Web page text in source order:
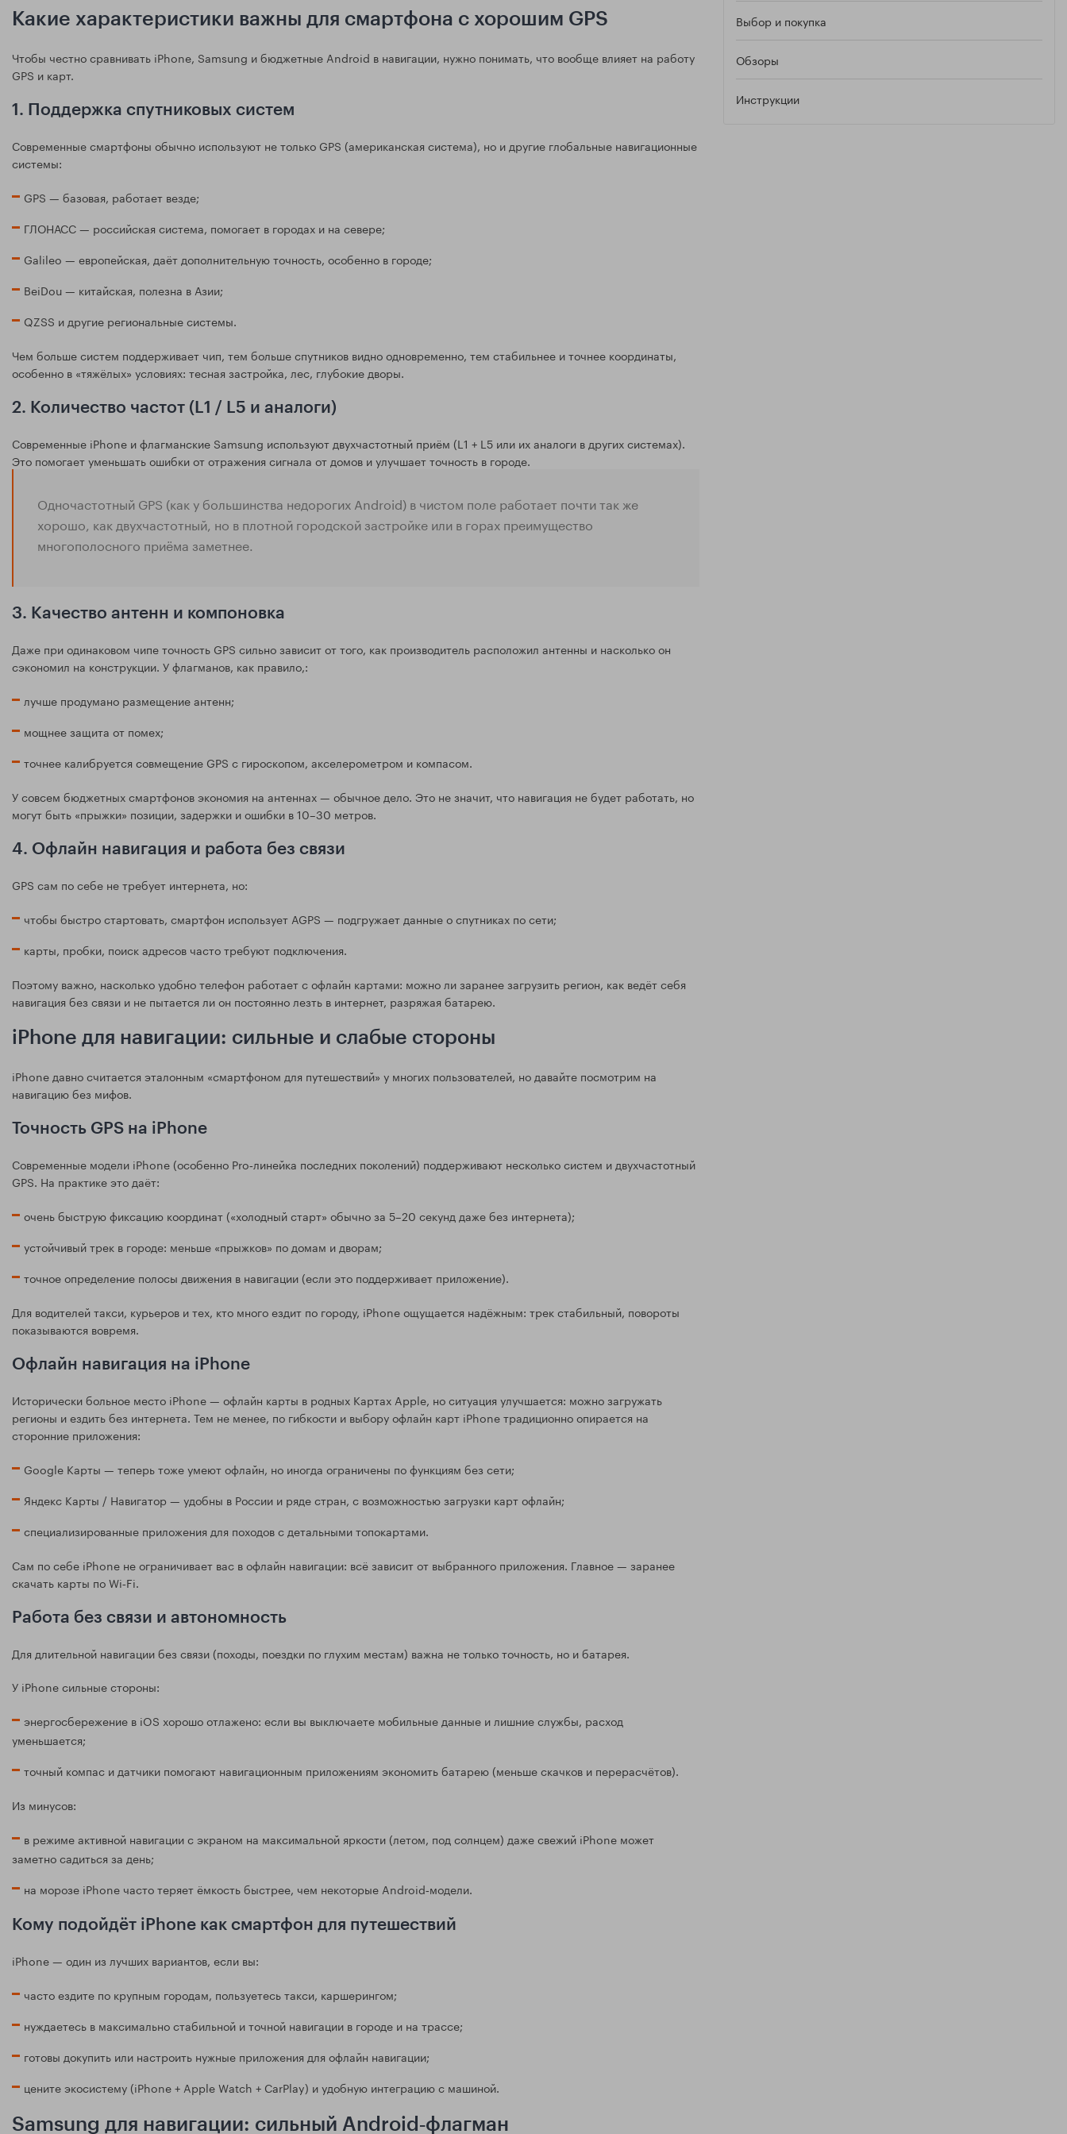
Какие характеристики важны для смартфона с хорошим GPS
Чтобы честно сравнивать iPhone, Samsung и бюджетные Android в навигации, нужно понимать, что вообще влияет на работу
GPS и карт.
1. Поддержка спутниковых систем
Современные смартфоны обычно используют не только GPS (американская система), но и другие глобальные навигационные
системы:
GPS — базовая, работает везде;
ГЛОНАСС — российская система, помогает в городах и на севере;
Galileo — европейская, даёт дополнительную точность, особенно в городе;
BeiDou — китайская, полезна в Азии;
QZSS и другие региональные системы.
Чем больше систем поддерживает чип, тем больше спутников видно одновременно, тем стабильнее и точнее координаты,
особенно в «тяжёлых» условиях: тесная застройка, лес, глубокие дворы.
2. Количество частот (L1 / L5 и аналоги)
Современные iPhone и флагманские Samsung используют двухчастотный приём (L1 + L5 или их аналоги в других системах).
Это помогает уменьшать ошибки от отражения сигнала от домов и улучшает точность в городе.
Одночастотный GPS (как у большинства недорогих Android) в чистом поле работает почти так же
хорошо, как двухчастотный, но в плотной городской застройке или в горах преимущество
многополосного приёма заметнее.
3. Качество антенн и компоновка
Даже при одинаковом чипе точность GPS сильно зависит от того, как производитель расположил антенны и насколько он
сэкономил на конструкции. У флагманов, как правило,:
лучше продумано размещение антенн;
мощнее защита от помех;
точнее калибруется совмещение GPS с гироскопом, акселерометром и компасом.
У совсем бюджетных смартфонов экономия на антеннах — обычное дело. Это не значит, что навигация не будет работать, но
могут быть «прыжки» позиции, задержки и ошибки в 10–30 метров.
4. Офлайн навигация и работа без связи
GPS сам по себе не требует интернета, но:
чтобы быстро стартовать, смартфон использует AGPS — подгружает данные о спутниках по сети;
карты, пробки, поиск адресов часто требуют подключения.
Поэтому важно, насколько удобно телефон работает с офлайн картами: можно ли заранее загрузить регион, как ведёт себя
навигация без связи и не пытается ли он постоянно лезть в интернет, разряжая батарею.
iPhone для навигации: сильные и слабые стороны
iPhone давно считается эталонным «смартфоном для путешествий» у многих пользователей, но давайте посмотрим на
навигацию без мифов.
Точность GPS на iPhone
Современные модели iPhone (особенно Pro‑линейка последних поколений) поддерживают несколько систем и двухчастотный
GPS. На практике это даёт:
очень быструю фиксацию координат («холодный старт» обычно за 5–20 секунд даже без интернета);
устойчивый трек в городе: меньше «прыжков» по домам и дворам;
точное определение полосы движения в навигации (если это поддерживает приложение).
Для водителей такси, курьеров и тех, кто много ездит по городу, iPhone ощущается надёжным: трек стабильный, повороты
показываются вовремя.
Офлайн навигация на iPhone
Исторически больное место iPhone — офлайн карты в родных Картах Apple, но ситуация улучшается: можно загружать
регионы и ездить без интернета. Тем не менее, по гибкости и выбору офлайн карт iPhone традиционно опирается на
сторонние приложения:
Google Карты — теперь тоже умеют офлайн, но иногда ограничены по функциям без сети;
Яндекс Карты / Навигатор — удобны в России и ряде стран, с возможностью загрузки карт офлайн;
специализированные приложения для походов с детальными топокартами.
Сам по себе iPhone не ограничивает вас в офлайн навигации: всё зависит от выбранного приложения. Главное — заранее
скачать карты по Wi‑Fi.
Работа без связи и автономность
Для длительной навигации без связи (походы, поездки по глухим местам) важна не только точность, но и батарея.
У iPhone сильные стороны:
энергосбережение в iOS хорошо отлажено: если вы выключаете мобильные данные и лишние службы, расход
уменьшается;
точный компас и датчики помогают навигационным приложениям экономить батарею (меньше скачков и перерасчётов).
Из минусов:
в режиме активной навигации с экраном на максимальной яркости (летом, под солнцем) даже свежий iPhone может
заметно садиться за день;
на морозе iPhone часто теряет ёмкость быстрее, чем некоторые Android‑модели.
Кому подойдёт iPhone как смартфон для путешествий
iPhone — один из лучших вариантов, если вы:
часто ездите по крупным городам, пользуетесь такси, каршерингом;
нуждаетесь в максимально стабильной и точной навигации в городе и на трассе;
готовы докупить или настроить нужные приложения для офлайн навигации;
цените экосистему (iPhone + Apple Watch + CarPlay) и удобную интеграцию с машиной.
Samsung для навигации: сильный Android‑флагман
Выбор и покупка
Обзоры
Инструкции